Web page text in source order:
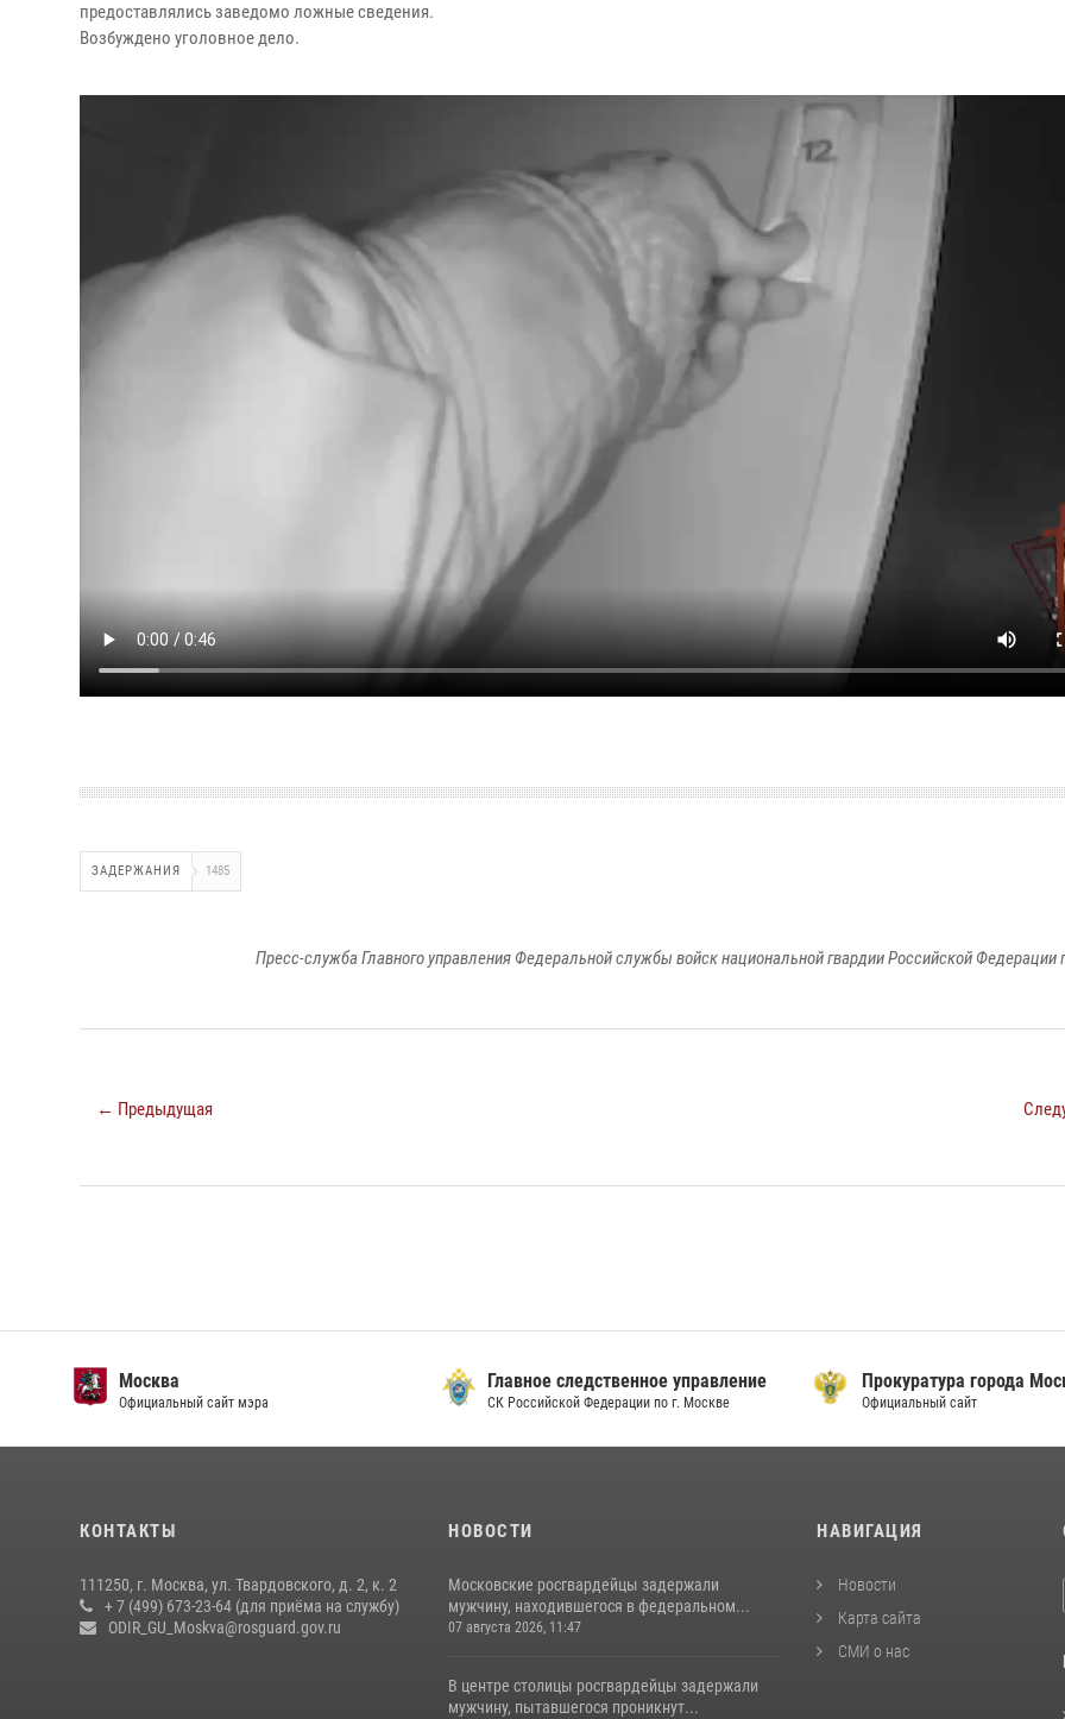
предоставлялись заведомо ложные сведения.
Возбуждено уголовное дело.
ЗАДЕРЖАНИЯ 1485
Пресс-служба Главного управления Федеральной службы войск национальной гвардии Российской Федерации
← Предыдущая
Москва
Официальный сайт мэра
Главное следственное управление
СК Российской Федерации по г. Москве
Прокуратура города
Официальный сайт
КОНТАКТЫ
111250, г. Москва, ул. Твардовского, д. 2, к. 2
+ 7 (499) 673-23-64 (для приёма на службу)
ODIR_GU_Moskva@rosguard.gov.ru
НОВОСТИ
Московские росгвардейцы задержали
мужчину, находившегося в федеральном...
07 августа 2026, 11:47
В центре столицы росгвардейцы задержали
мужчину, пытавшегося проникнут...
НАВИГАЦИЯ
Новости
Карта сайта
СМИ о нас